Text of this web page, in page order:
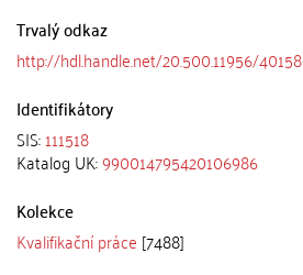
Trvalý odkaz
http://hdl.handle.net/20.500.11956/40158
Identifikátory
SIS:111518
Katalog UK:990014795420106986
Kolekce
Kvalifikační práce [7488]